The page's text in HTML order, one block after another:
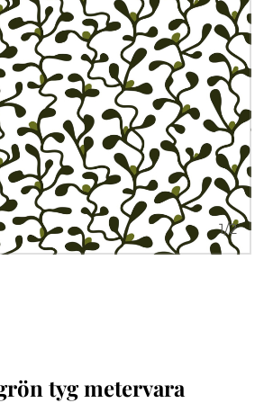
1/2
tyg metervara